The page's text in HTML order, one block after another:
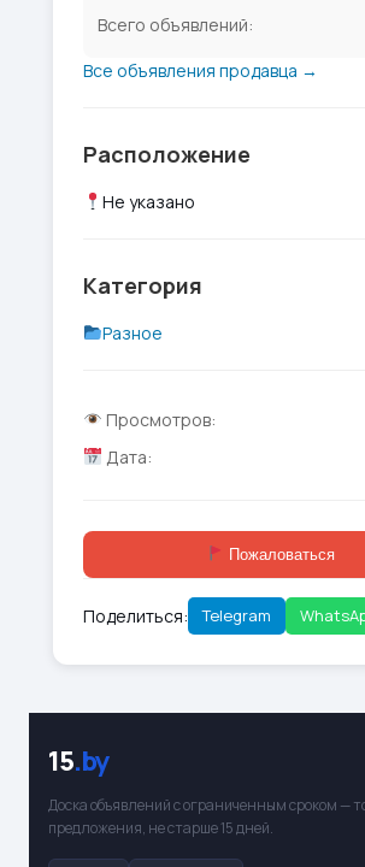
Всего объявлений:
Все объявления продавца →
Расположение
Не указано
Категория
Разное
Просмотров:
Дата:
Пожаловаться
Поделиться: Telegram
15.by
Доска объявлений с ограниченным сроком —
предложения, не старше 15 дней.